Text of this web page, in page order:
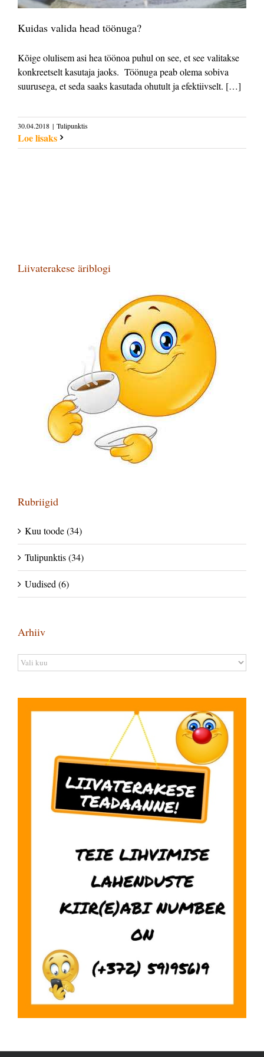
Kuidas valida head töönuga?
Kõige olulisem asi hea töönoa puhul on see, et see valitakse
konkreetselt kasutaja jaoks. Töönuga peab olema sobiva
suurusega, et seda saaks kasutada ohutult ja efektiivselt. […]
30.04.2018 | Tulipunktis
Loe lisaks
Liivaterakese äriblogi
Rubriigid
Kuu toode (34)
Tulipunktis (34)
Uudised (6)
Arhiiv
Arhiiv